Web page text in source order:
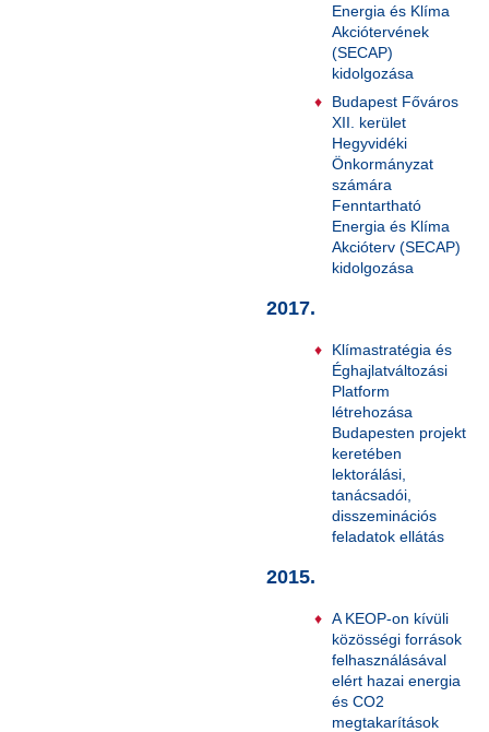
Energia és Klíma
Akciótervének
(SECAP)
kidolgozása
Budapest Főváros
XII. kerület
Hegyvidéki
Önkormányzat
számára
Fenntartható
Energia és Klíma
Akcióterv (SECAP)
kidolgozása
2017.
Klímastratégia és
Éghajlatváltozási
Platform
létrehozása
Budapesten projekt
keretében
lektorálási,
tanácsadói,
disszeminációs
feladatok ellátás
2015.
A KEOP-on kívüli
közösségi források
felhasználásával
elért hazai energia
és CO2
megtakarítások